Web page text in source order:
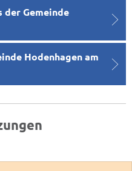
der Gemeinde
Hodenhagen am